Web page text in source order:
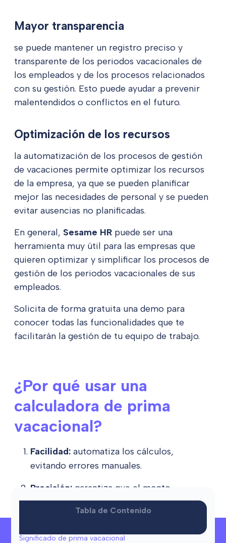
Tabla de Contenido
Significado de prima vacacional
Mayor transparencia
se puede mantener un registro preciso y
transparente de los periodos vacacionales de
los empleados y de los procesos relacionados
con su gestión. Esto puede ayudar a prevenir
malentendidos o conflictos en el futuro.
Optimización de los recursos
la automatización de los procesos de gestión
de vacaciones permite optimizar los recursos
de la empresa, ya que se pueden planificar
mejor las necesidades de personal y se pueden
evitar ausencias no planificadas.
En general, Sesame HR puede ser una
herramienta muy útil para las empresas que
quieren optimizar y simplificar los procesos de
gestión de los periodos vacacionales de sus
empleados.
Solicita de forma gratuita una demo para
conocer todas las funcionalidades que te
facilitarán la gestión de tu equipo de trabajo.
¿Por qué usar una
calculadora de prima
vacacional?
Facilidad: automatiza los cálculos,
evitando errores manuales.
Precisión: garantiza que el monto
calculado sea exacto, considerando los
días de vacaciones y el salario diario.
Cumplimiento legal:asegura que el